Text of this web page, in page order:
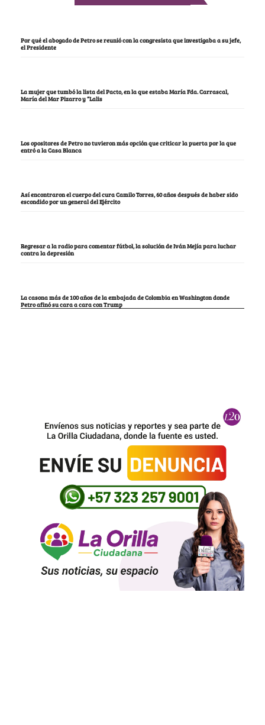
Por qué el abogado de Petro se reunió con la congresista que investigaba a su jefe,
el Presidente
La mujer que tumbó la lista del Pacto, en la que estaba María Fda. Carrascal,
María del Mar Pizarro y “Lalis
Los opositores de Petro no tuvieron más opción que criticar la puerta por la que
entró a la Casa Blanca
Así encontraron el cuerpo del cura Camilo Torres, 60 años después de haber sido
escondido por un general del Ejército
Regresar a la radio para comentar fútbol, la solución de Iván Mejía para luchar
contra la depresión
La casona más de 100 años de la embajada de Colombia en Washington donde
Petro afinó su cara a cara con Trump